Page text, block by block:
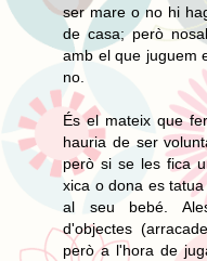
ser mare o no hi
de casa; però
amb el que juguem
no.
És el mateix que
hauria de ser
però si se les fica
xica o dona es
al seu bebé.
d'objectes
però a l'hora de